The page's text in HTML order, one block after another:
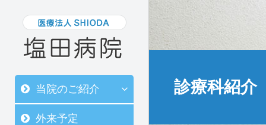
当院のご紹介
外来予定
診療科紹介